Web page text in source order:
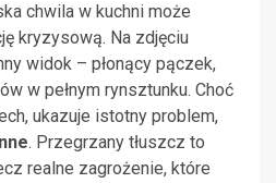
chwila w kuchni może
kryzysową. Na zdjęciu
widok – płonący pączek,
w pełnym rynsztunku. Choć
ukazuje istotny problem,
. Przegrzany tłuszcz to
realne zagrożenie, które